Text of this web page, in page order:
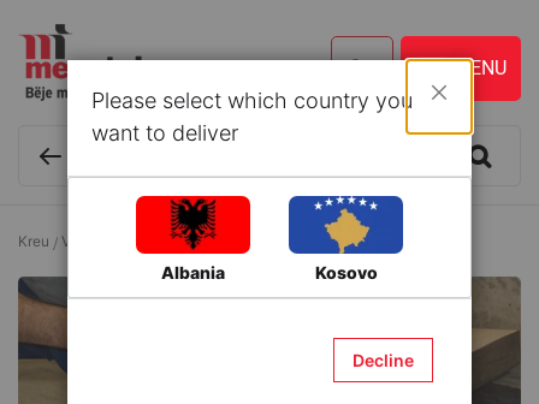
Kreu Vegla dhe Aksesorë Vegla mekanike Sharra dore
Please select which country you
want to deliver
Albania Kosovo
Decline